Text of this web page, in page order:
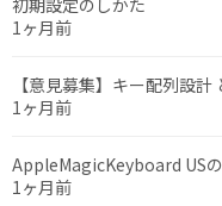
初期設定のしかた
1ヶ月前
【意見募集】キー配列設
1ヶ月前
AppleMagicKeyboard US
1ヶ月前